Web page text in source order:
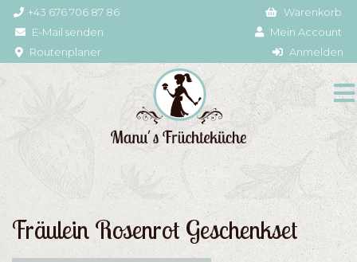
+43 676 706 87 86
E-Mail senden
Routenplaner
Warenkorb
Mein Account
Anmelden
Fräulein Rosenrot Geschenkset